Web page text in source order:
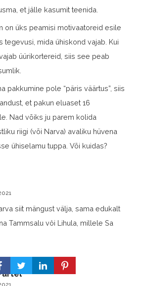
et jälle kasumit teenida.
on üks peamisi motivaatoreid esile
tegevusi, mida ühiskond vajab. Kui
üürikortereid, siis see peab
pakkumine pole “päris väärtus”, siis
et pakun eluaset 16
Nad võiks ju parem kolida
riigi (või Narva) avaliku hüvena
ühiselamu tuppa. Või kuidas?
siit mängust välja, sama edukalt
Tammsalu vôi Lihula, millele Sa